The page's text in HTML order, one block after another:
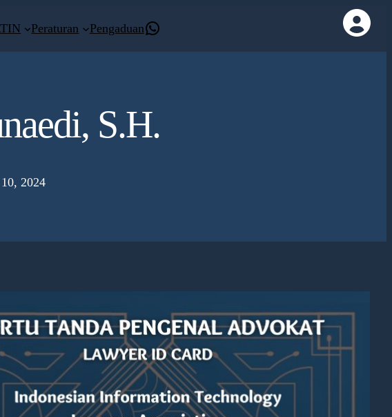
Peraturan PengaduanKontak Whatsapp
S.H.
2024